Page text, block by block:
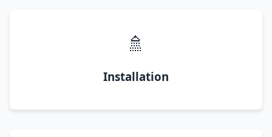
🚿
Installation